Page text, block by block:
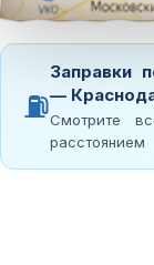
⛽
Заправки
—
Смотрите
расстоянием